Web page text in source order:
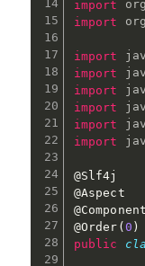
import
org
import
org
import
import
import
import
import
import
@Slf4j
@Aspect
@Component
@Order (0 )
public